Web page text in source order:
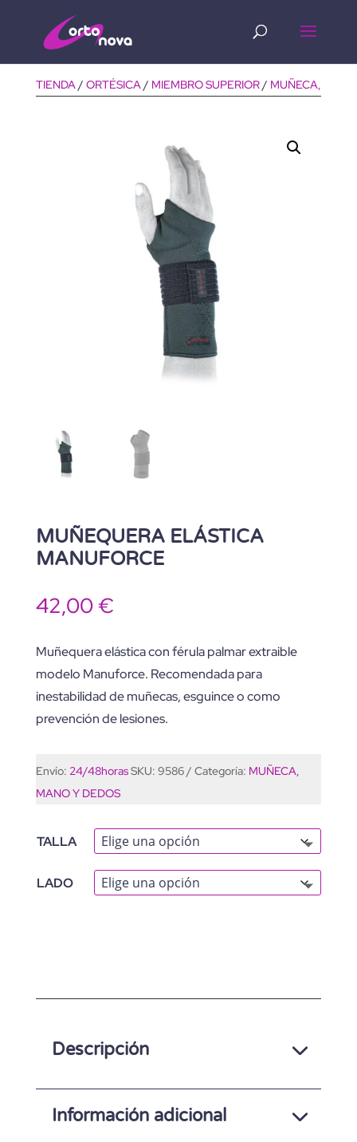
TIENDA/ ORTÉSICA/ MIEMBRO SUPERIOR/ MUÑECA,
MUÑEQUERA ELÁSTICA
MANUFORCE
42,00€
Muñequera elástica con férula palmar extraible
modelo Manuforce. Recomendada para
inestabilidad de muñecas, esguince o como
prevención de lesiones.
Envío: 24/48horasSKU: 9586 Categoría: MUÑECA,
MANO Y DEDOS
TALLA
LADO
A
Descripción
Información adicional